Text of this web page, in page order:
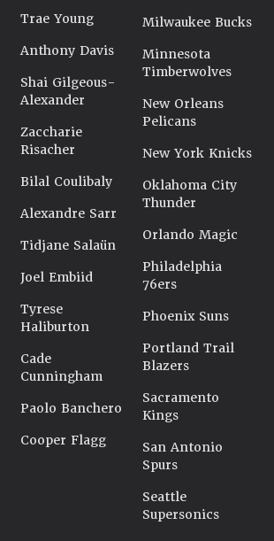
Trae Young
Anthony Davis
Shai Gilgeous-
Alexander
Zaccharie
Risacher
Bilal Coulibaly
Alexandre Sarr
Tidjane Salaün
Joel Embiid
Tyrese
Haliburton
Cade
Cunningham
Paolo Banchero
Cooper Flagg
Milwaukee Bucks
Minnesota
Timberwolves
New Orleans
Pelicans
New York Knicks
Oklahoma City
Thunder
Orlando Magic
Philadelphia
76ers
Phoenix Suns
Portland Trail
Blazers
Sacramento
Kings
San Antonio
Spurs
Seattle
Supersonics